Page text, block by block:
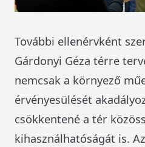
További ellenérvként
Gárdonyi Géza térre
nemcsak a környező
érvényesülését
csökkentené a tér
kihasználhatóságát is.